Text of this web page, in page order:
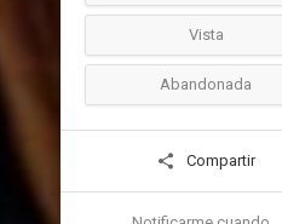
Vista
Abandonada
Compartir